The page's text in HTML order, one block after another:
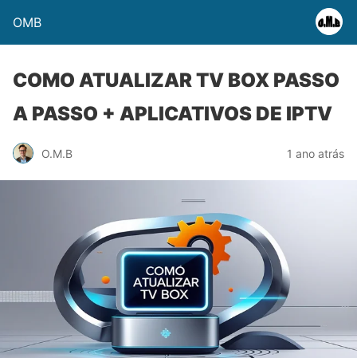
OMB
COMO ATUALIZAR TV BOX PASSO
A PASSO + APLICATIVOS DE IPTV
O.M.B 1 ano atrás